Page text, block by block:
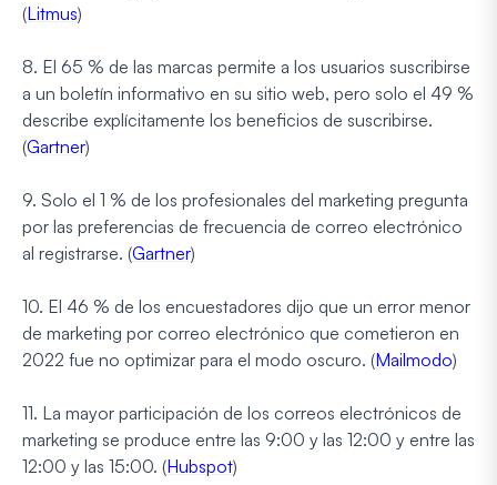
(Litmus)
8. El 65 % de las marcas permite a los usuarios suscribirse
a un boletín informativo en su sitio web, pero solo el 49 %
describe explícitamente los beneficios de suscribirse.
(Gartner)
9. Solo el 1 % de los profesionales del marketing pregunta
por las preferencias de frecuencia de correo electrónico
al registrarse. (Gartner)
10. El 46 % de los encuestadores dijo que un error menor
de marketing por correo electrónico que cometieron en
2022 fue no optimizar para el modo oscuro. (Mailmodo)
11. La mayor participación de los correos electrónicos de
marketing se produce entre las 9:00 y las 12:00 y entre las
12:00 y las 15:00. (Hubspot)